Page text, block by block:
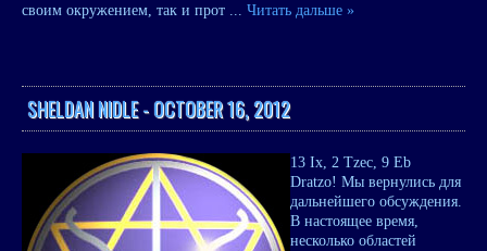
своим окружением, так и прот ... Читать дальше »
SHELDAN NIDLE - OCTOBER 16, 2012
13 Ix, 2 Tzec, 9 Eb
Dratzo! Мы вернулись для
дальнейшего обсуждения.
В настоящее время,
несколько областей